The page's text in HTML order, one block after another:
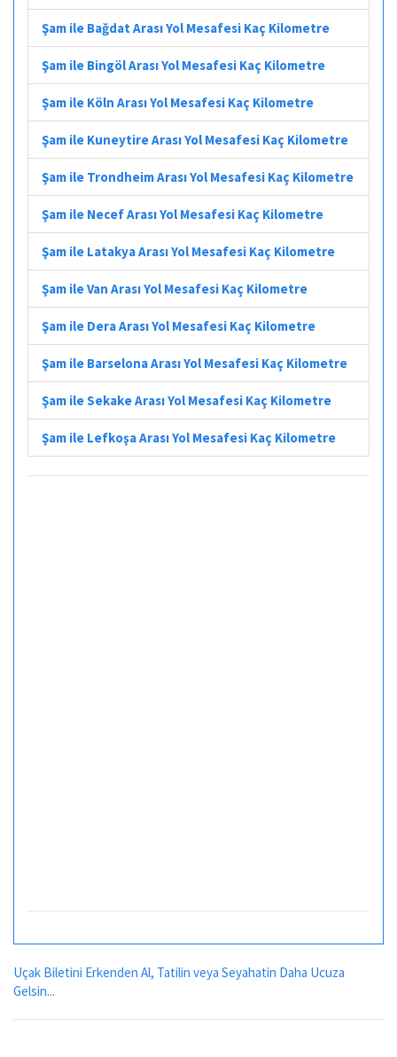
Şam ile Bağdat Arası Yol Mesafesi Kaç Kilometre
Şam ile Bingöl Arası Yol Mesafesi Kaç Kilometre
Şam ile Köln Arası Yol Mesafesi Kaç Kilometre
Şam ile Kuneytire Arası Yol Mesafesi Kaç Kilometre
Şam ile Trondheim Arası Yol Mesafesi Kaç Kilometre
Şam ile Necef Arası Yol Mesafesi Kaç Kilometre
Şam ile Latakya Arası Yol Mesafesi Kaç Kilometre
Şam ile Van Arası Yol Mesafesi Kaç Kilometre
Şam ile Dera Arası Yol Mesafesi Kaç Kilometre
Şam ile Barselona Arası Yol Mesafesi Kaç Kilometre
Şam ile Sekake Arası Yol Mesafesi Kaç Kilometre
Şam ile Lefkoşa Arası Yol Mesafesi Kaç Kilometre
Uçak Biletini Erkenden Al, Tatilin veya Seyahatin Daha Ucuza
Gelsin...